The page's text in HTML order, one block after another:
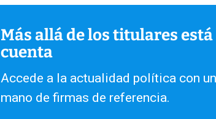
Más allá de los titulares
cuenta
Accede a la actualidad política con
mano de firmas de referencia.